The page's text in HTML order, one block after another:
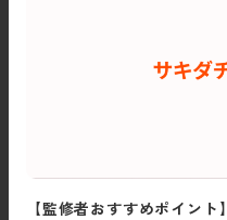
【監修者おすすめポイント】